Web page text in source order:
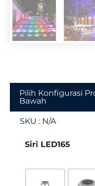
Pilih Konfigurasi
Bawah
SKU : N/A
Siri LED165